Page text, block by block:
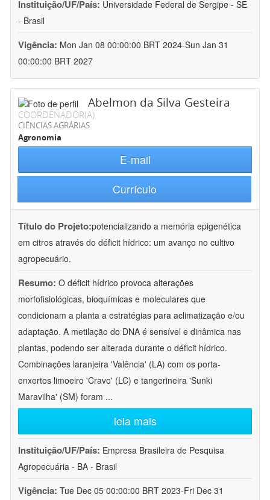
Instituição/UF/País: Universidade Federal de Sergipe - SE
- Brasil
Vigência: Mon Jan 08 00:00:00 BRT 2024-Sun Jan 31
00:00:00 BRT 2027
Abelmon da Silva Gesteira
COORDENADOR(A)
CIÊNCIAS AGRÁRIAS
Agronomia
E-mail
Currículo
Título do Projeto:potencializando a memória epigenética
em citros através do déficit hídrico: um avanço no cultivo
agropecuário.
Resumo: O déficit hídrico provoca alterações
morfofisiológicas, bioquímicas e moleculares que
condicionam a planta a estratégias para aclimatização e/ou
adaptação. A metilação do DNA é sensível e dinâmica nas
plantas, podendo ser alterada durante o déficit hídrico.
Combinações laranjeira 'Valência' (LA) com os porta-
enxertos limoeiro 'Cravo' (LC) e tangerineira 'Sunki
Maravilha' (SM) foram ...
leia mais
Instituição/UF/País: Empresa Brasileira de Pesquisa
Agropecuária - BA - Brasil
Vigência: Tue Dec 05 00:00:00 BRT 2023-Fri Dec 31